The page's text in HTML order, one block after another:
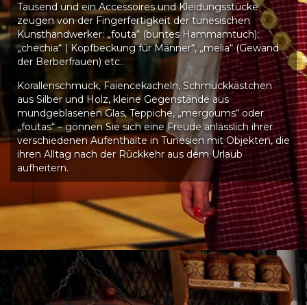
Tausend und ein Accessoires und Kleidungsstücke
zeugen von der Fingerfertigkeit der tunesischen
Kunsthandwerker: „fouta“ (buntes Hammamtuch);
„chechia“ ( Kopfbeckung für Männer“, „melia“ (Gewand
der Berberfrauen) etc..
Korallenschmuck, Faiencekacheln, Schmuckkästchen
aus Silber und Holz, kleine Gegenstände aus
mundgeblasenen Glas, Teppiche, „mergoums“ oder
„foutas“ – gönnen Sie sich eine Freude anlässlich ihrer
verschiedenen Aufenthalte in Tunesien mit Objekten, die
ihren Alltag nach der Rückkehr aus dem Urlaub
aufheitern.